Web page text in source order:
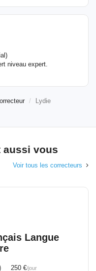
niveau expert.
Lydie
aussi vous
Voir tous les correcteurs
Langue
250 €/jour